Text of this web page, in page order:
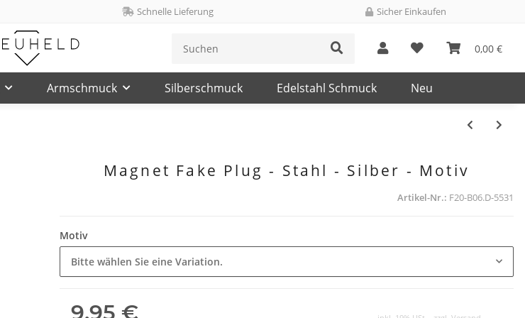
Schnelle Lieferung Sicher Einkaufen
0,00 €
Armschmuck Silberschmuck Edelstahl Schmuck Neu
Magnet Fake Plug - Stahl - Silber - Motiv
Artikel-Nr.: F20-B06.D-5531
Motiv
Bitte wählen Sie eine Variation.